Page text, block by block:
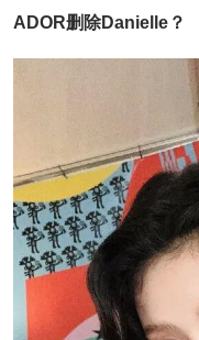
ADOR删除Danielle？